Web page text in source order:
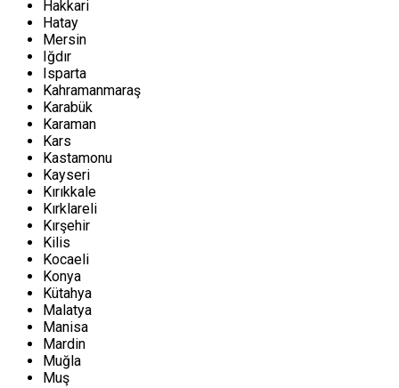
Hakkari
Hatay
Mersin
Iğdır
Isparta
Kahramanmaraş
Karabük
Karaman
Kars
Kastamonu
Kayseri
Kırıkkale
Kırklareli
Kırşehir
Kilis
Kocaeli
Konya
Kütahya
Malatya
Manisa
Mardin
Muğla
Muş